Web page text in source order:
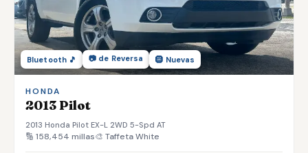
Bluetooth 🎵 📷 de Reversa 🛞 Nuevas
HONDA
2013 Pilot
2013 Honda Pilot EX-L 2WD 5-Spd AT
🔢 158,454 millas🎨 Taffeta White